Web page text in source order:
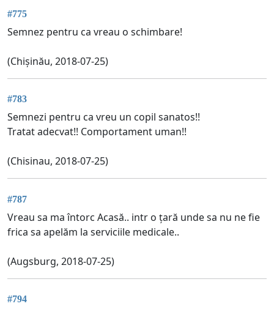
#775
Semnez pentru ca vreau o schimbare!
(Chișinău, 2018-07-25)
#783
Semnezi pentru ca vreu un copil sanatos!!
Tratat adecvat!! Comportament uman!!
(Chisinau, 2018-07-25)
#787
Vreau sa ma întorc Acasă.. intr o țară unde sa nu ne fie
frica sa apelăm la serviciile medicale..
(Augsburg, 2018-07-25)
#794